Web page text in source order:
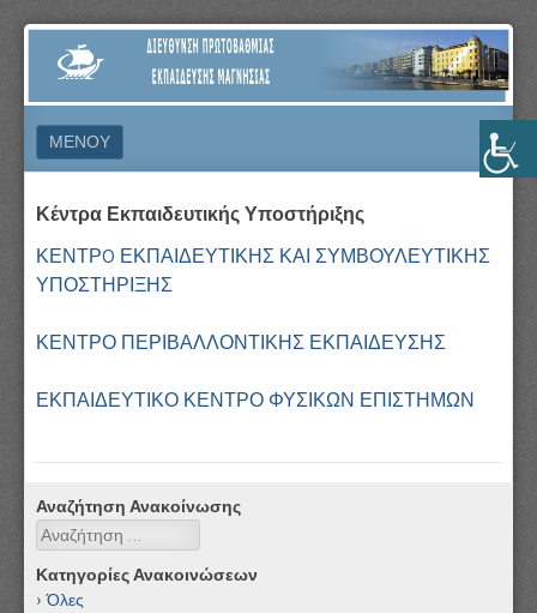
ΔΙΕΎΘΥΝΣΗ
ΠΡΩΤΟΒΆΘΜΙΑΣ
ΕΚΠΑΊΔΕΥΣΗΣ
ΜΑΓΝΗΣΊΑΣ
ΜΕΝΟΎ
Κέντρα Εκπαιδευτικής Υποστήριξης
ΚΕΝΤΡO ΕΚΠΑΙΔΕΥΤΙΚΗΣ ΚΑΙ ΣΥΜΒΟΥΛΕΥΤΙΚΗΣ
ΥΠΟΣΤΗΡΙΞΗΣ
ΚΕΝΤΡΟ ΠΕΡΙΒΑΛΛΟΝΤΙΚΗΣ ΕΚΠΑΙΔΕΥΣΗΣ
ΕΚΠΑΙΔΕΥΤΙΚΟ ΚΕΝΤΡΟ ΦΥΣΙΚΩΝ ΕΠΙΣΤΗΜΩΝ
Αναζήτηση Ανακοίνωσης
Αναζήτηση
Κατηγορίες Ανακοινώσεων
Όλες